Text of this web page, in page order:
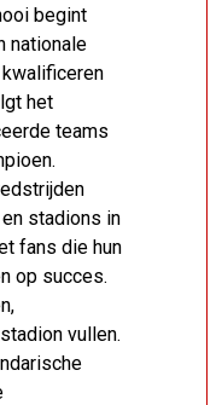
begint
nationale
het
teams
stadions in
fans die hun
op succes.
vullen.